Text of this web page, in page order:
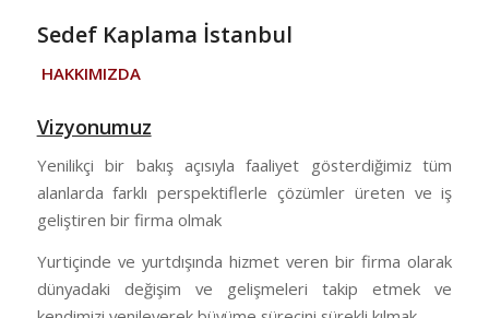
Sedef Kaplama İstanbul
HAKKIMIZDA
Vizyonumuz
Yenilikçi bir bakış açısıyla faaliyet gösterdiğimiz tüm
alanlarda farklı perspektiflerle çözümler üreten ve iş
geliştiren bir firma olmak
Yurtiçinde ve yurtdışında hizmet veren bir firma olarak
dünyadaki değişim ve gelişmeleri takip etmek ve